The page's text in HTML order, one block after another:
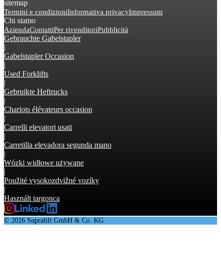
sitemap
Termini e condizioniInformativa privacyImpressum
Chi siamo
AziendaContattiPer rivenditoriPubblicità
Gebrauchte Gabelstapler
|
Gabelstapler Occasion
|
Used Forklifts
|
Gebruikte Heftrucks
|
Chariots élévateurs occasion
|
Carrelli elevatori usati
|
Carretilla elevadora segunda mano
|
Wózki widłowe używane
|
Použité vysokozdvižné vozíky
|
Használt targonca
© 2026 Supralift GmbH & Co. KG